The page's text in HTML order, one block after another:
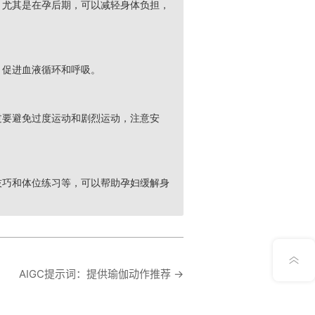
其是在孕后期，可以减轻身体负担，
进血液循环和呼吸。
避免过度运动和剧烈运动，注意安
和体位练习等，可以帮助孕妇缓解身
AIGC提示词：提供瑜伽动作推荐 →